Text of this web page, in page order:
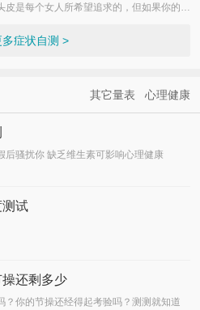
皮是每个女人所希望追求的，但如果你的头
症状自测 >
心理健康
其它量表
后骚扰你 缺乏维生素可影响心理健康
试
还剩多少
？你的节操还经得起考验吗？测测就知道